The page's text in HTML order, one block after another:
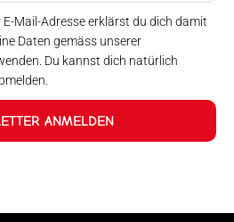
E-Mail-Adresse erklärst du dich damit
Daten gemäss unserer
Du kannst dich natürlich
ANMELDEN